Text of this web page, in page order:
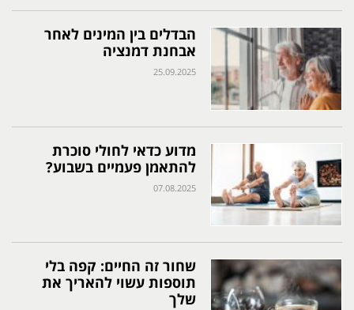
הבדלים בין המינים לאחר
אבחנת דמנציה
25.09.2025
מדוע כדאי לחולי סוכרת
להתאמן פעמיים בשבוע?
07.08.2025
שחור זה החיים: קפה בלי
תוספות עשוי להאריך את
שלך